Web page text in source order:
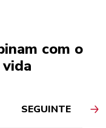
com o
SEGUINTE